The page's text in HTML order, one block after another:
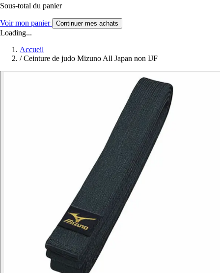
Sous-total du panier
Voir mon panier Continuer mes achats
Loading...
Accueil
/ Ceinture de judo Mizuno All Japan non IJF